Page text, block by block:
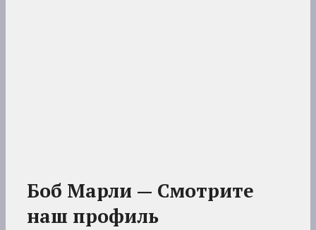
Боб Марли — Смотрите
наш профиль